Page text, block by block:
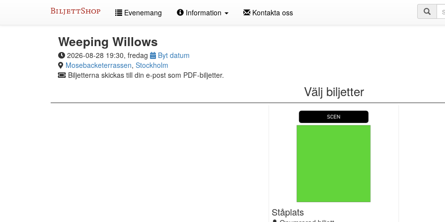
Evenemang Information Kontakta oss
Weeping Willows
2026-08-28 19:30, fredag
Byt datum
Mosebacketerrassen, Stockholm
Biljetterna skickas till din e-post som PDF-biljetter.
Välj biljetter
Ståplats